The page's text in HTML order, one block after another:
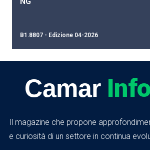
B1.8807 - Edizione 04-2026
Camar
Il magazine che propone
e curiosità di un settore in continua